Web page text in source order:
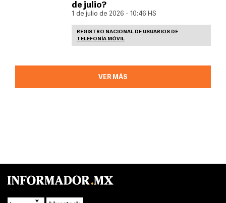
de julio?
1 de julio de 2026 - 10:46 HS
REGISTRO NACIONAL DE USUARIOS DE
TELEFONÍA MÓVIL
VER MÁS